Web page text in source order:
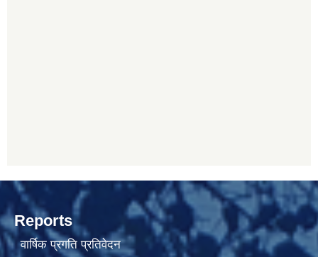
Reports
वार्षिक प्रगति प्रतिवेदन